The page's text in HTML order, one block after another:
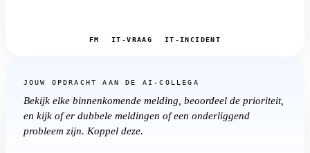
FM IT-VRAAG IT-INCIDENT
JOUW OPDRACHT AAN DE AI-COLLEGA
Bekijk elke binnenkomende melding, beoordeel de prioriteit,
en kijk of er dubbele meldingen of een onderliggend
probleem zijn. Koppel deze.